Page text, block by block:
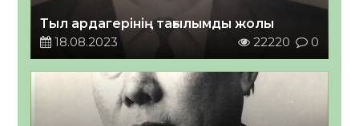
Тыл ардагерінің тағылымды жолы
18.08.2023
22220 0